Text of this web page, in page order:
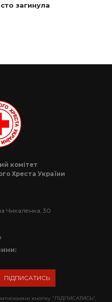
загинула
комітет
Хреста України
Чикаленка, 30
кнопку “ПІДПИСАТИСЬ”,